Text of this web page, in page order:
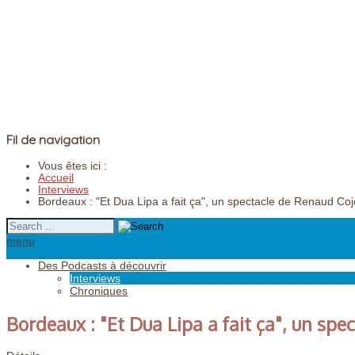
Fil de navigation
Vous êtes ici :
Accueil
Interviews
Bordeaux : "Et Dua Lipa a fait ça", un spectacle de Renaud
menu
Des Podcasts à découvrir
Interviews
Chroniques
Bordeaux : "Et Dua Lipa a fait ça", un